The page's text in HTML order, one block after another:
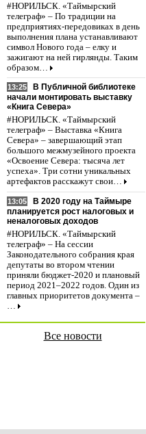
#НОРИЛЬСК. «Таймырский
телеграф» – По традиции на
предприятиях-передовиках в день
выполнения плана устанавливают
символ Нового года – елку и
зажигают на ней гирлянды. Таким
образом…
13:25
В Публичной библиотеке
начали монтировать выставку
«Книга Севера»
#НОРИЛЬСК. «Таймырский
телеграф» – Выставка «Книга
Севера» – завершающий этап
большого межмузейного проекта
«Освоение Севера: тысяча лет
успеха». Три сотни уникальных
артефактов расскажут свои…
13:05
В 2020 году на Таймыре
планируется рост налоговых и
неналоговых доходов
#НОРИЛЬСК. «Таймырский
телеграф» – На сессии
Законодательного собрания края
депутаты во втором чтении
приняли бюджет-2020 и плановый
период 2021–2022 годов. Один из
главных приоритетов документа –
…
Все новости